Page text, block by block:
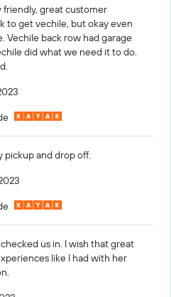
friendly, great customer
to get vechile, but okay even
Vechile back row had garage
did what we need it to do.
and drop off.
us in. I wish that great
like I had with her